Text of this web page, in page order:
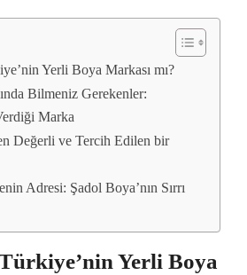
Yerli Boya Markası mı?
Bilmeniz Gerekenler:
Marka
Değerli ve Tercih Edilen bir
Adresi: Şadol Boya’nın Sırrı
Yerli Boya